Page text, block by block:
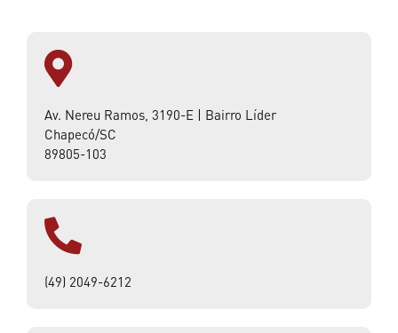
Av. Nereu Ramos, 3190-E | Bairro Líder
Chapecó/SC
89805-103
(49) 2049-6212